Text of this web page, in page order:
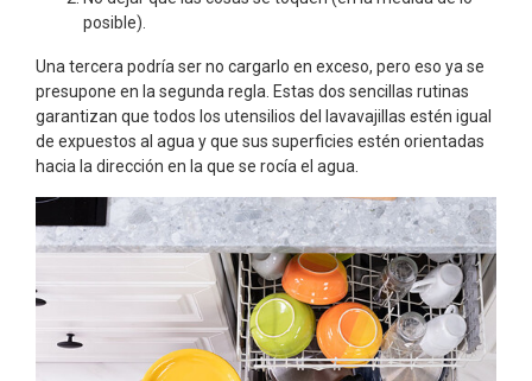
posible).
Una tercera podría ser no cargarlo en exceso, pero eso ya se
presupone en la segunda regla. Estas dos sencillas rutinas
garantizan que todos los utensilios del lavavajillas estén igual
de expuestos al agua y que sus superficies estén orientadas
hacia la dirección en la que se rocía el agua.